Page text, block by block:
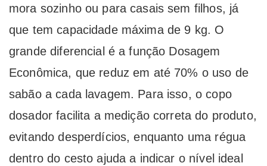
mora sozinho ou para casais sem filhos, já
que tem capacidade máxima de 9 kg. O
grande diferencial é a função Dosagem
Econômica, que reduz em até 70% o uso de
sabão a cada lavagem. Para isso, o copo
dosador facilita a medição correta do produto,
evitando desperdícios, enquanto uma régua
dentro do cesto ajuda a indicar o nível ideal